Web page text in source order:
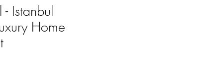
Istanbul
Home